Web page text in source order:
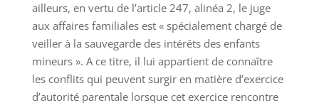
ailleurs, en vertu de l’article 247, alinéa 2, le juge
aux affaires familiales est « spécialement chargé de
veiller à la sauvegarde des intérêts des enfants
mineurs ». A ce titre, il lui appartient de connaître
les conflits qui peuvent surgir en matière d’exercice
d’autorité parentale lorsque cet exercice rencontre